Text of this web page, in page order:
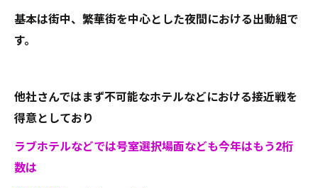
基本は街中、繁華街を中心とした夜間における出動組で
す。
他社さんではまず不可能なホテルなどにおける接近戦を
得意としており
ラブホテルなどでは号室選択場面なども今年はもう2桁
数は